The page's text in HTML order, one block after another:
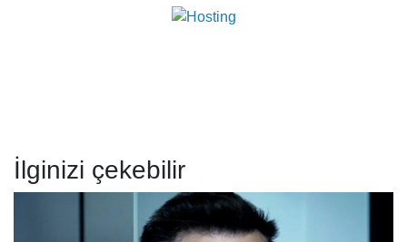
İlginizi çekebilir